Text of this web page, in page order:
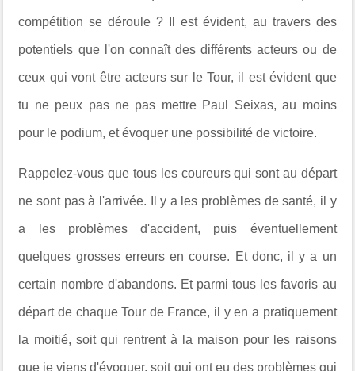
compétition se déroule ? Il est évident, au travers des
potentiels que l'on connaît des différents acteurs ou de
ceux qui vont être acteurs sur le Tour, il est évident que
tu ne peux pas ne pas mettre Paul Seixas, au moins
pour le podium, et évoquer une possibilité de victoire.
Rappelez-vous que tous les coureurs qui sont au départ
ne sont pas à l'arrivée. Il y a les problèmes de santé, il y
a les problèmes d'accident, puis éventuellement
quelques grosses erreurs en course. Et donc, il y a un
certain nombre d'abandons. Et parmi tous les favoris au
départ de chaque Tour de France, il y en a pratiquement
la moitié, soit qui rentrent à la maison pour les raisons
que je viens d'évoquer, soit qui ont eu des problèmes qui